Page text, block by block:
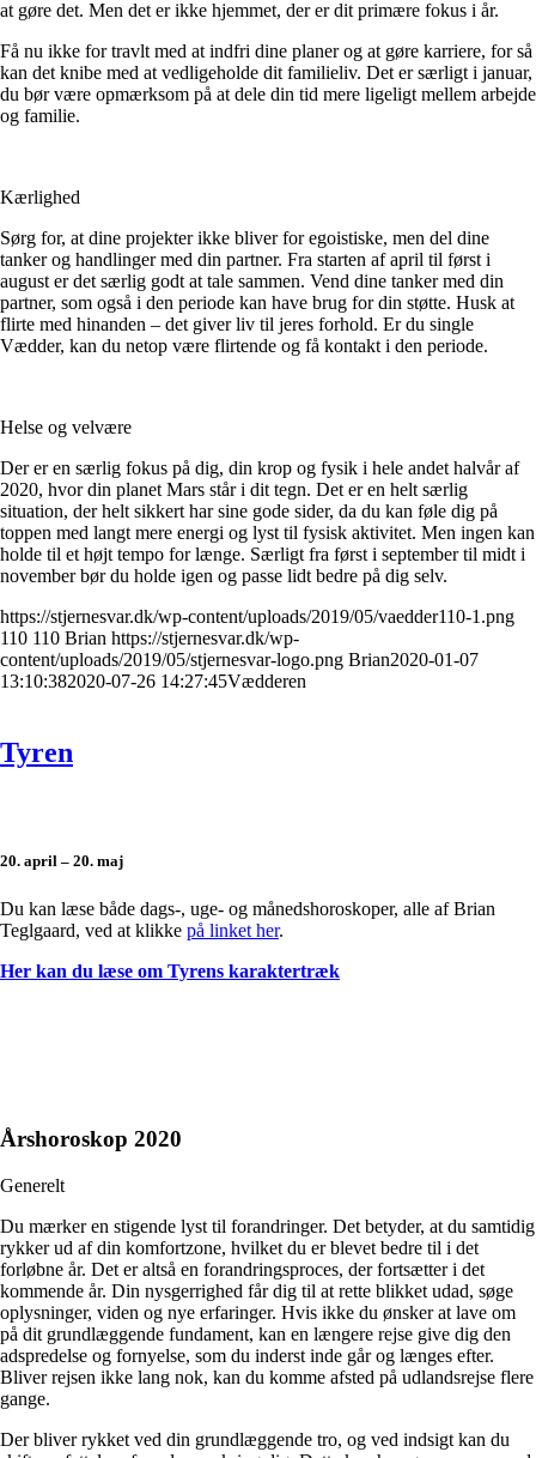
at gøre det. Men det er ikke hjemmet, der er dit primære fokus i år.
Få nu ikke for travlt med at indfri dine planer og at gøre karriere, for så
kan det knibe med at vedligeholde dit familieliv. Det er særligt i januar,
du bør være opmærksom på at dele din tid mere ligeligt mellem arbejde
og familie.
Kærlighed
Sørg for, at dine projekter ikke bliver for egoistiske, men del dine
tanker og handlinger med din partner. Fra starten af april til først i
august er det særlig godt at tale sammen. Vend dine tanker med din
partner, som også i den periode kan have brug for din støtte. Husk at
flirte med hinanden – det giver liv til jeres forhold. Er du single
Vædder, kan du netop være flirtende og få kontakt i den periode.
Helse og velvære
Der er en særlig fokus på dig, din krop og fysik i hele andet halvår af
2020, hvor din planet Mars står i dit tegn. Det er en helt særlig
situation, der helt sikkert har sine gode sider, da du kan føle dig på
toppen med langt mere energi og lyst til fysisk aktivitet. Men ingen kan
holde til et højt tempo for længe. Særligt fra først i september til midt i
november bør du holde igen og passe lidt bedre på dig selv.
https://stjernesvar.dk/wp-content/uploads/2019/05/vaedder110-1.png
110 110 Brian https://stjernesvar.dk/wp-
content/uploads/2019/05/stjernesvar-logo.png Brian2020-01-07
13:10:382020-07-26 14:27:45Vædderen
Tyren
20. april – 20. maj
Du kan læse både dags-, uge- og månedshoroskoper, alle af Brian
Teglgaard, ved at klikke på linket her.
Her kan du læse om Tyrens karaktertræk
Årshoroskop 2020
Generelt
Du mærker en stigende lyst til forandringer. Det betyder, at du samtidig
rykker ud af din komfortzone, hvilket du er blevet bedre til i det
forløbne år. Det er altså en forandringsproces, der fortsætter i det
kommende år. Din nysgerrighed får dig til at rette blikket udad, søge
oplysninger, viden og nye erfaringer. Hvis ikke du ønsker at lave om
på dit grundlæggende fundament, kan en længere rejse give dig den
adspredelse og fornyelse, som du inderst inde går og længes efter.
Bliver rejsen ikke lang nok, kan du komme afsted på udlandsrejse flere
gange.
Der bliver rykket ved din grundlæggende tro, og ved indsigt kan du